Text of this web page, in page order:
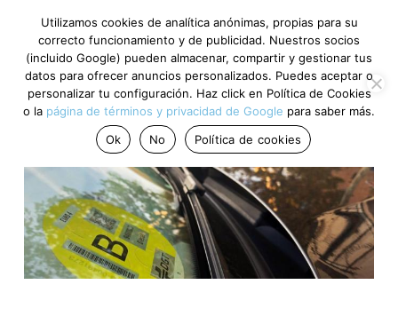
Utilizamos cookies de analítica anónimas, propias para su
correcto funcionamiento y de publicidad. Nuestros socios
(incluido Google) pueden almacenar, compartir y gestionar tus
datos para ofrecer anuncios personalizados. Puedes aceptar o
personalizar tu configuración. Haz click en Política de Cookies
o la página de términos y privacidad de Google para saber más.
Ok
No Política de cookies